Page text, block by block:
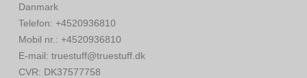
Danmark
Telefon: +4520936810
Mobil nr. : +4520936810
E-mail: truestuff@truestuff.dk
CVR: DK37577758